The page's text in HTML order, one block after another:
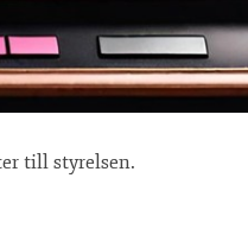
till styrelsen.